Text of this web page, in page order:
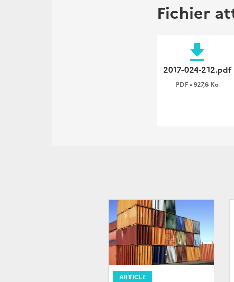
Fichier
file_download
2017-024-212.pdf
PDF • 927,6 Ko
ARTICLE